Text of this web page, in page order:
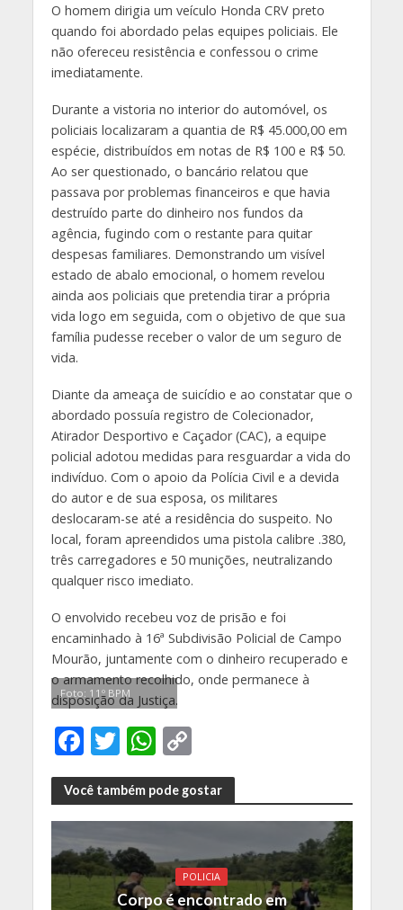
O homem dirigia um veículo Honda CRV preto
quando foi abordado pelas equipes policiais. Ele
não ofereceu resistência e confessou o crime
imediatamente.
Durante a vistoria no interior do automóvel, os
policiais localizaram a quantia de R$ 45.000,00 em
espécie, distribuídos em notas de R$ 100 e R$ 50.
Ao ser questionado, o bancário relatou que
passava por problemas financeiros e que havia
destruído parte do dinheiro nos fundos da
agência, fugindo com o restante para quitar
despesas familiares. Demonstrando um visível
estado de abalo emocional, o homem revelou
ainda aos policiais que pretendia tirar a própria
vida logo em seguida, com o objetivo de que sua
família pudesse receber o valor de um seguro de
vida.
Diante da ameaça de suicídio e ao constatar que o
abordado possuía registro de Colecionador,
Atirador Desportivo e Caçador (CAC), a equipe
policial adotou medidas para resguardar a vida do
indivíduo. Com o apoio da Polícia Civil e a devida
do autor e de sua esposa, os militares
deslocaram-se até a residência do suspeito. No
local, foram apreendidos uma pistola calibre .380,
três carregadores e 50 munições, neutralizando
qualquer risco imediato.
O envolvido recebeu voz de prisão e foi
encaminhado à 16ª Subdivisão Policial de Campo
Mourão, juntamente com o dinheiro recuperado e
o armamento recolhido, onde permanece à
disposição da Justiça.
Foto: 11º BPM
F
ac
e
b
o
o
T
w
itt
er
W
h
at
s
A
p
C
o
p
y
Li
n
Você também pode gostar
POLICIA
Corpo é encontrado em